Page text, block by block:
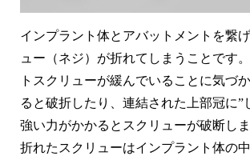
インプラント体とアバットメントを繋
ュー（ネジ）が折れてしまうことです
トスクリューが緩んでいることに気づ
ると破折したり、連結された上部冠に”
強い力がかかるとスクリューが破断しま
折れたスクリューはインプラント体の